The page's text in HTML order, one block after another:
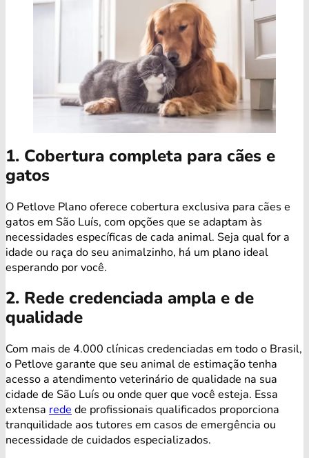
1. Cobertura completa para cães e
gatos
O Petlove Plano oferece cobertura exclusiva para cães e
gatos em São Luís, com opções que se adaptam às
necessidades específicas de cada animal. Seja qual for a
idade ou raça do seu animalzinho, há um plano ideal
esperando por você.
2. Rede credenciada ampla e de
qualidade
Com mais de 4.000 clínicas credenciadas em todo o Brasil,
o Petlove garante que seu animal de estimação tenha
acesso a atendimento veterinário de qualidade na sua
cidade de São Luís ou onde quer que você esteja. Essa
extensa rede de profissionais qualificados proporciona
tranquilidade aos tutores em casos de emergência ou
necessidade de cuidados especializados.